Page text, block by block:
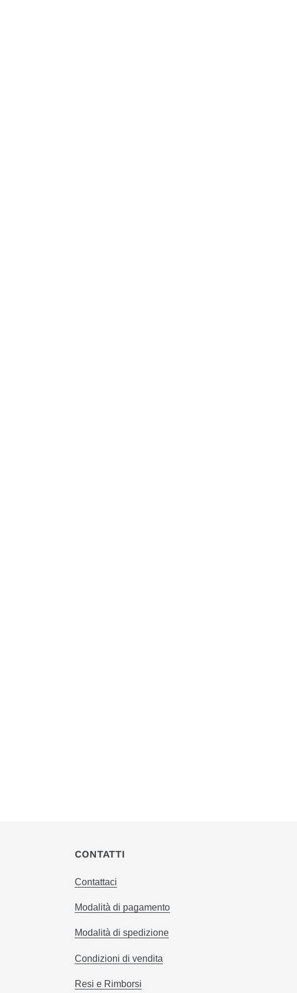
CONTATTI
Contattaci
Modalità di pagamento
Modalità di spedizione
Condizioni di vendita
Resi e Rimborsi